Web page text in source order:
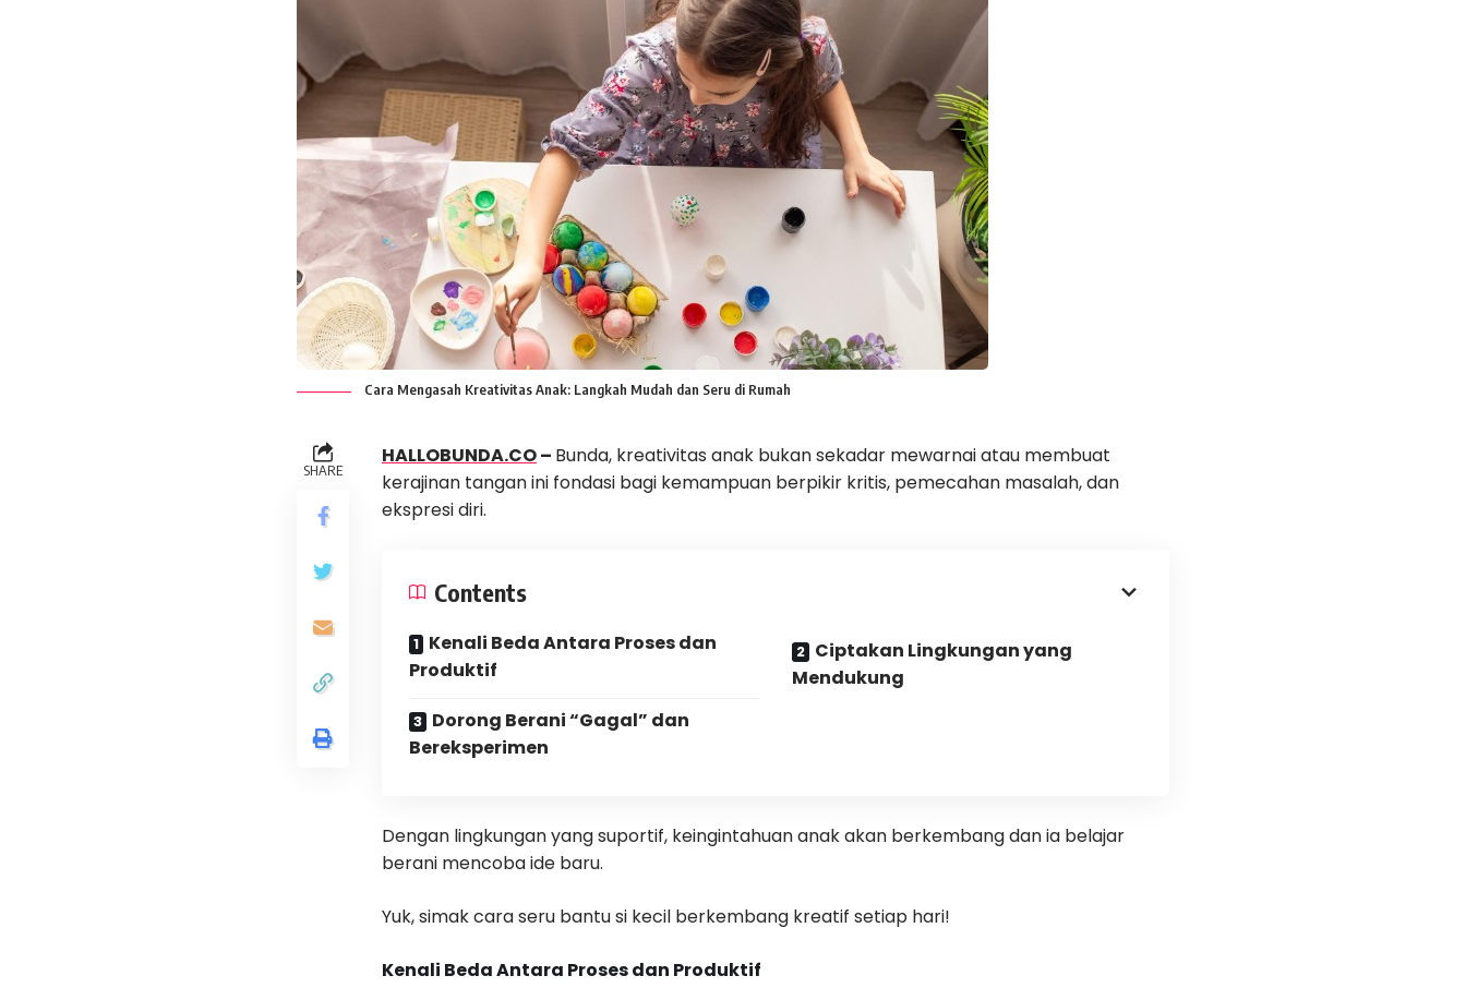
Cara Mengasah Kreativitas Anak: Langkah Mudah dan Seru di Rumah
SHARE
HALLOBUNDA.CO– Bunda, kreativitas anak bukan sekadar mewarnai atau membuat
kerajinan tangan ini fondasi bagi kemampuan berpikir kritis, pemecahan masalah, dan
ekspresi diri.
Contents
Kenali Beda Antara Proses dan
Produktif
Ciptakan Lingkungan yang
Mendukung
Dorong Berani “Gagal” dan
Bereksperimen
Dengan lingkungan yang suportif, keingintahuan anak akan berkembang dan ia belajar
berani mencoba ide baru.
Yuk, simak cara seru bantu si kecil berkembang kreatif setiap hari!
Kenali Beda Antara Proses dan Produktif